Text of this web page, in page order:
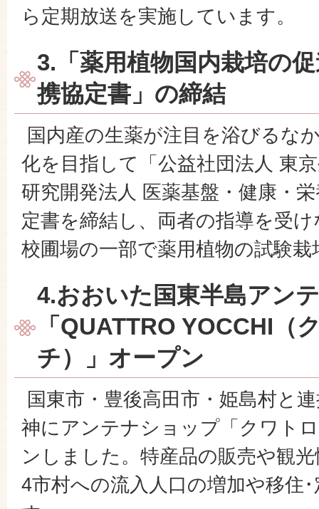
ら定期放送を実施しています。
3.「薬用植物国内栽培の
携協定書」の締結
国内産の生薬が注目を浴びるな
化を目指して「公益社団法人 東
研究開発法人 医薬基盤・健康・
定書を締結し、両者の指導を受
校圃場の一部で薬用植物の試験
4.おおいた国東半島アン
「QUATTRO YOCCHI（
チ）」オープン
国東市・豊後高田市・姫島村と
神にアンテナショップ「クワト
ンしました。特産品の販売や観
4市村への流入人口の増加や移住